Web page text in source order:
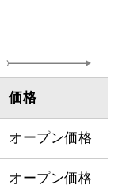
ｍｍ
ての最小寸
問い合わせ
価格
オープン価格
オープン価格